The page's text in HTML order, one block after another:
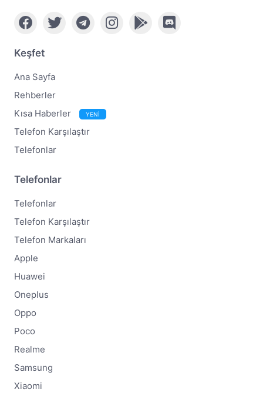
Keşfet
Ana Sayfa
Rehberler
Kısa Haberler
YENİ
Telefon Karşılaştır
Telefonlar
Telefonlar
Telefonlar
Telefon Karşılaştır
Telefon Markaları
Apple
Huawei
Oneplus
Oppo
Poco
Realme
Samsung
Xiaomi